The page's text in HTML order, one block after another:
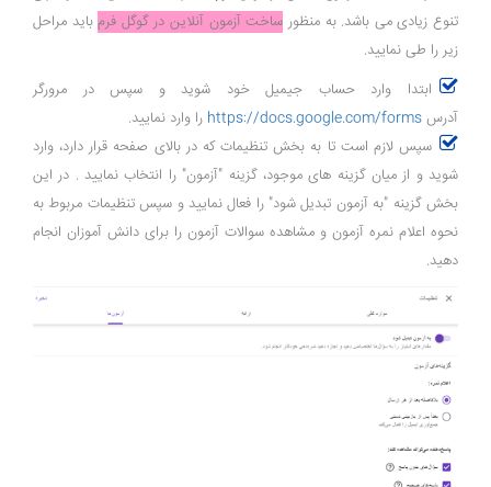
تنوع زیادی می باشد. به منظور ساخت آزمون آنلاین در گوگل فرمباید مراحل
زیر را طی نمایید.
ابتدا وارد حساب جیمیل خود شوید و سپس در مرورگر
آدرس https://docs.google.com/forms را وارد نمایید.
سپس لازم است تا به بخش تنظیمات که در بالای صفحه قرار دارد، وارد
شوید و از میان گزینه های موجود، گزینه "آزمون" را انتخاب نمایید . در این
بخش گزینه "به آزمون تبدیل شود" را فعال نمایید و سپس تنظیمات مربوط به
نحوه اعلام نمره آزمون و مشاهده سوالات آزمون را برای دانش آموزان انجام
دهید.